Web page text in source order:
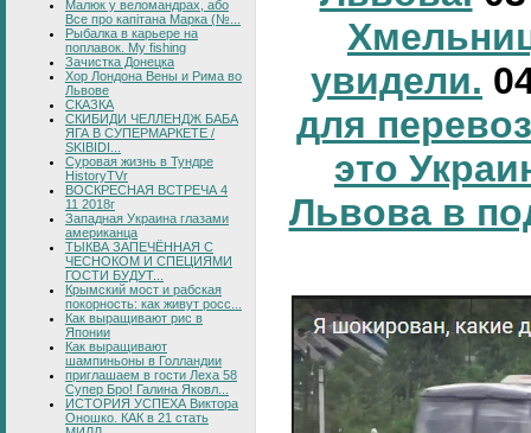
Малюк у веломандрах, або
Все про капітана Марка (№...
Рыбалка в карьере на
поплавок. My fishing
Зачистка Донецка
Хор Лондона Вены и Рима во
Львове
СКАЗКА
СКИБИДИ ЧЕЛЛЕНДЖ БАБА
ЯГА В СУПЕРМАРКЕТЕ /
SKIBIDI...
Суровая жизнь в Тундре
HistoryTVr
ВОСКРЕСНАЯ ВСТРЕЧА 4
11 2018г
Западная Украина глазами
американца
ТЫКВА ЗАПЕЧЁННАЯ С
ЧЕСНОКОМ И СПЕЦИЯМИ
ГОСТИ БУДУТ...
Крымский мост и рабская
покорность: как живут росс...
Как выращивают рис в
Японии
Как выращивают
шампиньоны в Голландии
приглашаем в гости Леха 58
Супер Бро! Галина Яковл...
ИСТОРИЯ УСПЕХА Виктора
Оношко. КАК в 21 стать
увидели.
для
это
Львова в